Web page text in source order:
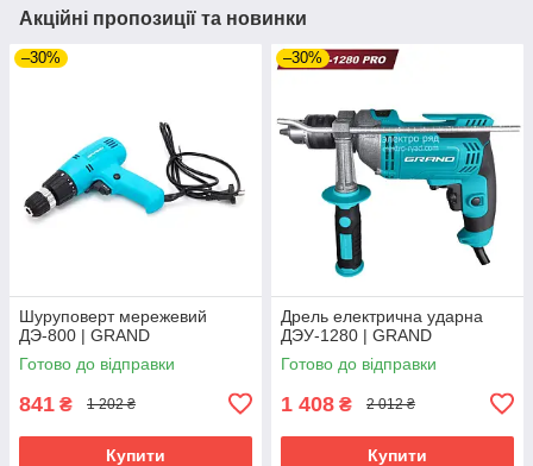
Акційні пропозиції та новинки
–30%
Шуруповерт мережевий
ДЭ-800 | GRAND
Готово до відправки
841 ₴ 1 202 ₴
Купити
–30%
Дрель електрична ударна
ДЭУ-1280 | GRAND
Готово до відправки
1 408 ₴ 2 012 ₴
Купити